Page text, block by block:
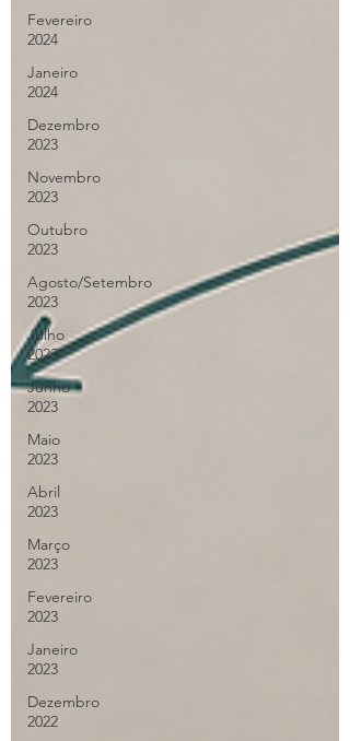
Fevereiro
2024
Janeiro
2024
Dezembro
2023
Novembro
2023
Outubro
2023
Agosto/Setembro
2023
Julho
2023
Junho
2023
Maio
2023
Abril
2023
Março
2023
Fevereiro
2023
Janeiro
2023
Dezembro
2022